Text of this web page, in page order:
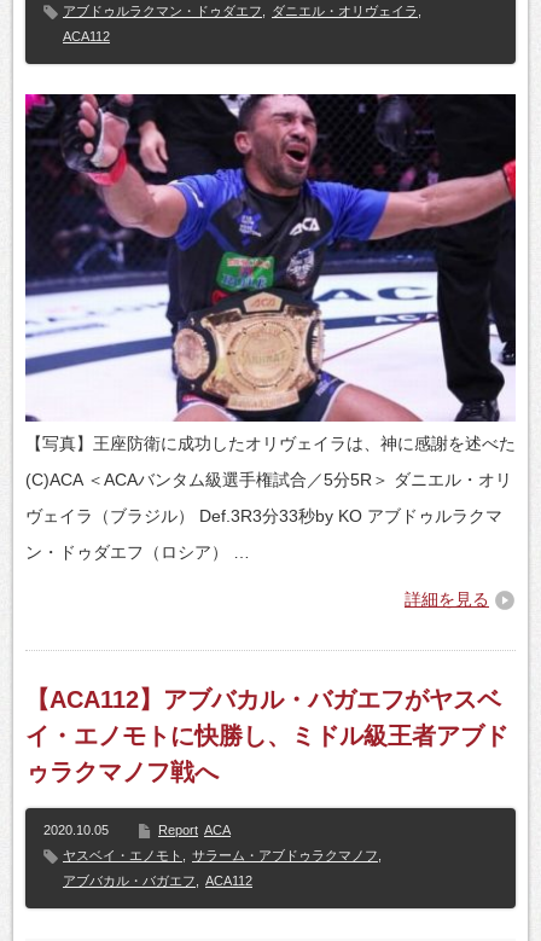
アブドゥルラクマン・ドゥダエフ ダニエル・オリヴェイラ
ACA112
【写真】王座防衛に成功したオリヴェイラは、神に感謝を述べた
(C)ACA ＜ACAバンタム級選手権試合／5分5R＞ ダニエル・オリ
ヴェイラ（ブラジル） Def.3R3分33秒by KO アブドゥルラクマ
ン・ドゥダエフ（ロシア） …
詳細を見る
【ACA112】アブバカル・バガエフがヤスベ
イ・エノモトに快勝し、ミドル級王者アブド
ゥラクマノフ戦へ
2020.10.05 Report ACA
ヤスベイ・エノモト
サラーム・アブドゥラクマノフ
アブバカル・バガエフ
ACA112